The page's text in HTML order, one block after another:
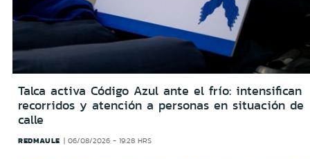
Talca activa Código Azul ante el frío: intensifican
recorridos y atención a personas en situación de
calle
REDMAULE 06/08/2026 - 19:28 HRS